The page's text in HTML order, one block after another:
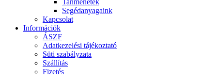
Segédanyagaink
Kapcsolat
Információk
ÁSZF
Adatkezelési tájékoztató
Süti szabályzata
Szállítás
Fizetés